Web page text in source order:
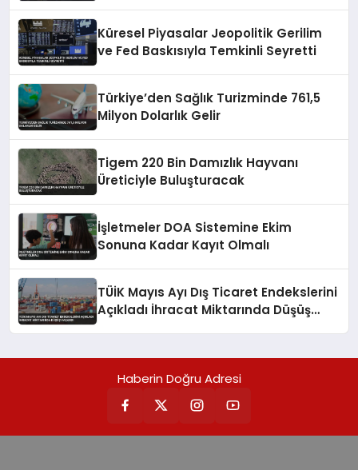
Küresel Piyasalar Jeopolitik Gerilim
ve Fed Baskısıyla Temkinli Seyretti
Türkiye’den Sağlık Turizminde 761,5
Milyon Dolarlık Gelir
Tigem 220 Bin Damızlık Hayvanı
Üreticiyle Buluşturacak
İşletmeler DOA Sistemine Ekim
Sonuna Kadar Kayıt Olmalı
TÜİK Mayıs Ayı Dış Ticaret Endekslerini
Açıkladı İhracat Miktarında Düşüş
Haberin Doğru Adresi